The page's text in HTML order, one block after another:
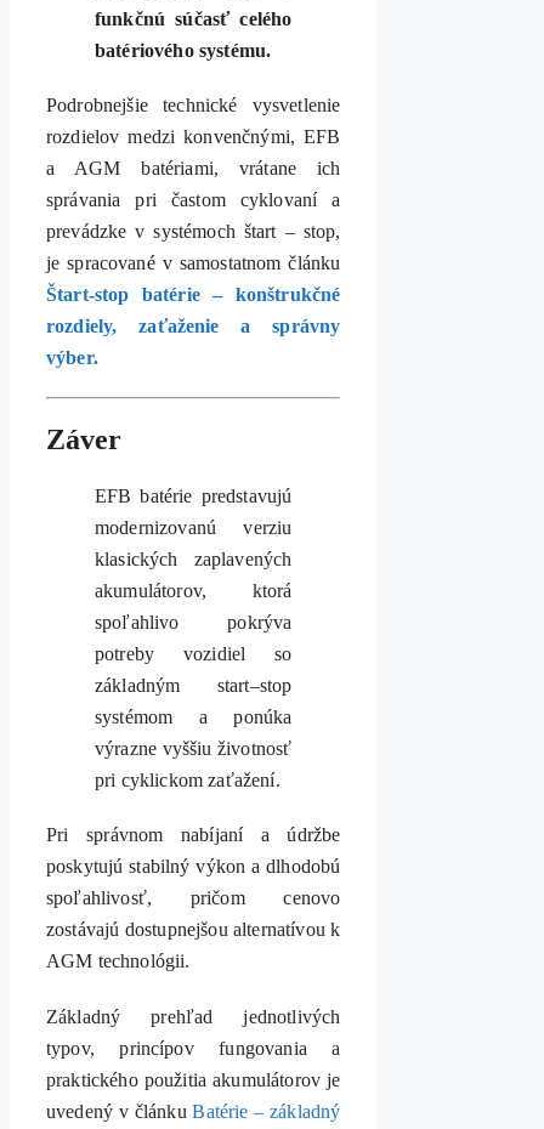
funkčnú súčasť celého
batériového systému.
Podrobnejšie technické vysvetlenie
rozdielov medzi konvenčnými, EFB
a AGM batériami, vrátane ich
správania pri častom cyklovaní a
prevádzke v systémoch štart – stop,
je spracované v samostatnom článku
Štart-stop batérie – konštrukčné
rozdiely, zaťaženie a správny
výber.
Záver
EFB batérie predstavujú
modernizovanú verziu
klasických zaplavených
akumulátorov, ktorá
spoľahlivo pokrýva
potreby vozidiel so
základným start–stop
systémom a ponúka
výrazne vyššiu životnosť
pri cyklickom zaťažení.
Pri správnom nabíjaní a údržbe
poskytujú stabilný výkon a dlhodobú
spoľahlivosť, pričom cenovo
zostávajú dostupnejšou alternatívou k
AGM technológii.
Základný prehľad jednotlivých
typov, princípov fungovania a
praktického použitia akumulátorov je
uvedený v článkuBatérie – základný